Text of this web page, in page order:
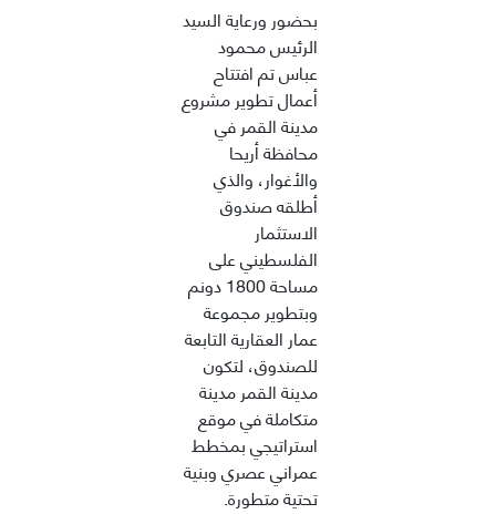
بحضور ورعاية السيد
الرئيس محمود
عباس تم افتتاح
أعمال تطوير مشروع
مدينة القمر في
محافظة أريحا
والأغوار، والذي
أطلقه صندوق
الاستثمار
الفلسطيني على
مساحة 1800 دونم
وبتطوير مجموعة
عمار العقارية التابعة
للصندوق، لتكون
مدينة القمر مدينة
متكاملة في موقع
استراتيجي بمخطط
عمراني عصري وبنية
تحتية متطورة.